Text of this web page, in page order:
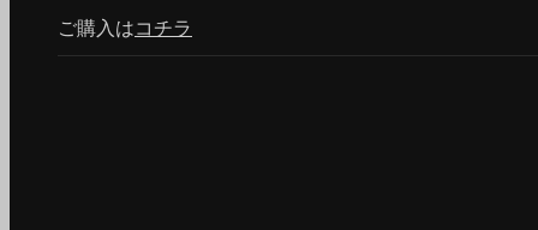
ご購入はコチラ